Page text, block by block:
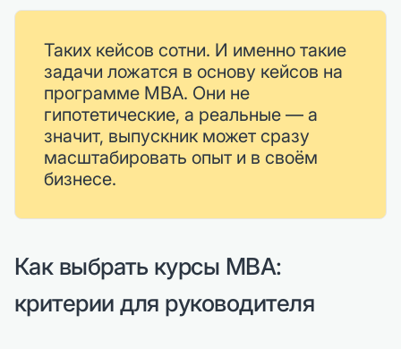
Таких кейсов сотни. И именно такие
задачи ложатся в основу кейсов на
программе MBA. Они не
гипотетические, а реальные — а
значит, выпускник может сразу
масштабировать опыт и в своём
бизнесе.
Как выбрать курсы MBA:
критерии для руководителя